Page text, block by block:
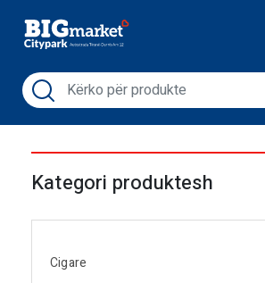
Kategori produktesh
Cigare